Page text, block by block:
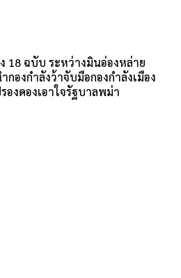
18 ฉบับ ระหว่างมินอ่องหล่าย
องกำลังว้าจับมือกองกำลังเมือง
งดองเอาใจรัฐบาลพม่า